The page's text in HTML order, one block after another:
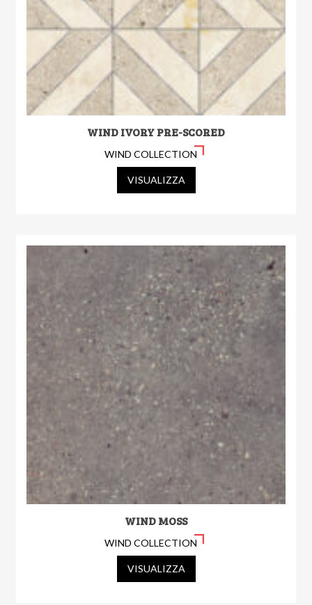
WIND IVORY PRE-SCORED
WIND COLLECTION
VISUALIZZA
WIND MOSS
WIND COLLECTION
VISUALIZZA